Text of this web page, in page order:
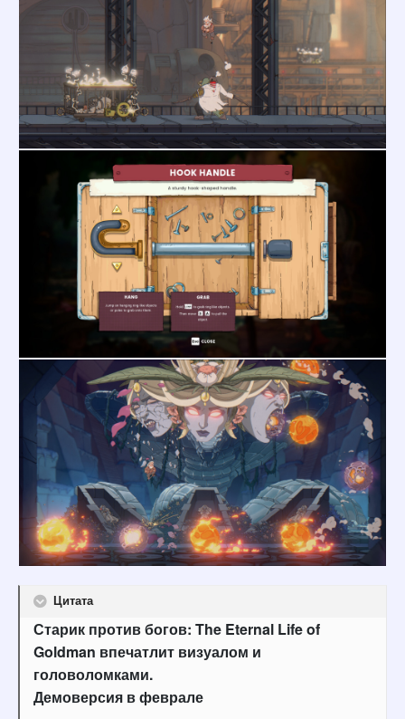
Цитата
Старик против богов: The Eternal Life of
Goldman впечатлит визуалом и
головоломками.
Демоверсия в феврале